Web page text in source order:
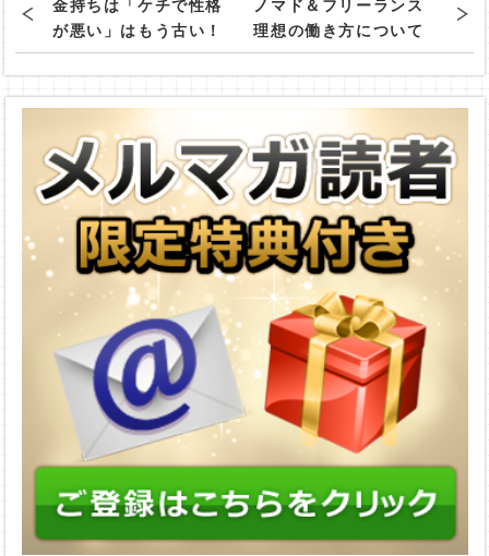
金持ちは「ケチで性格
が悪い」はもう古い！
現代版金持ちになる唯
一の方法とは
ノマド＆フリーランス
理想の働き方について
の考察